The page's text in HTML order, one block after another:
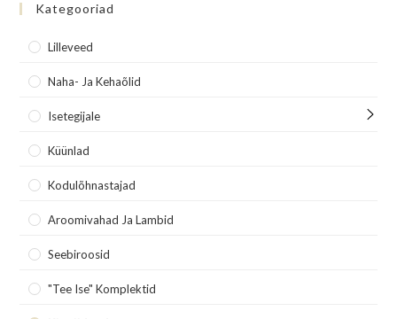
Kategooriad
Lilleveed
Naha- Ja Kehaõlid
Isetegijale
Küünlad
Kodulõhnastajad
Aroomivahad Ja Lambid
Seebiroosid
"Tee Ise" Komplektid